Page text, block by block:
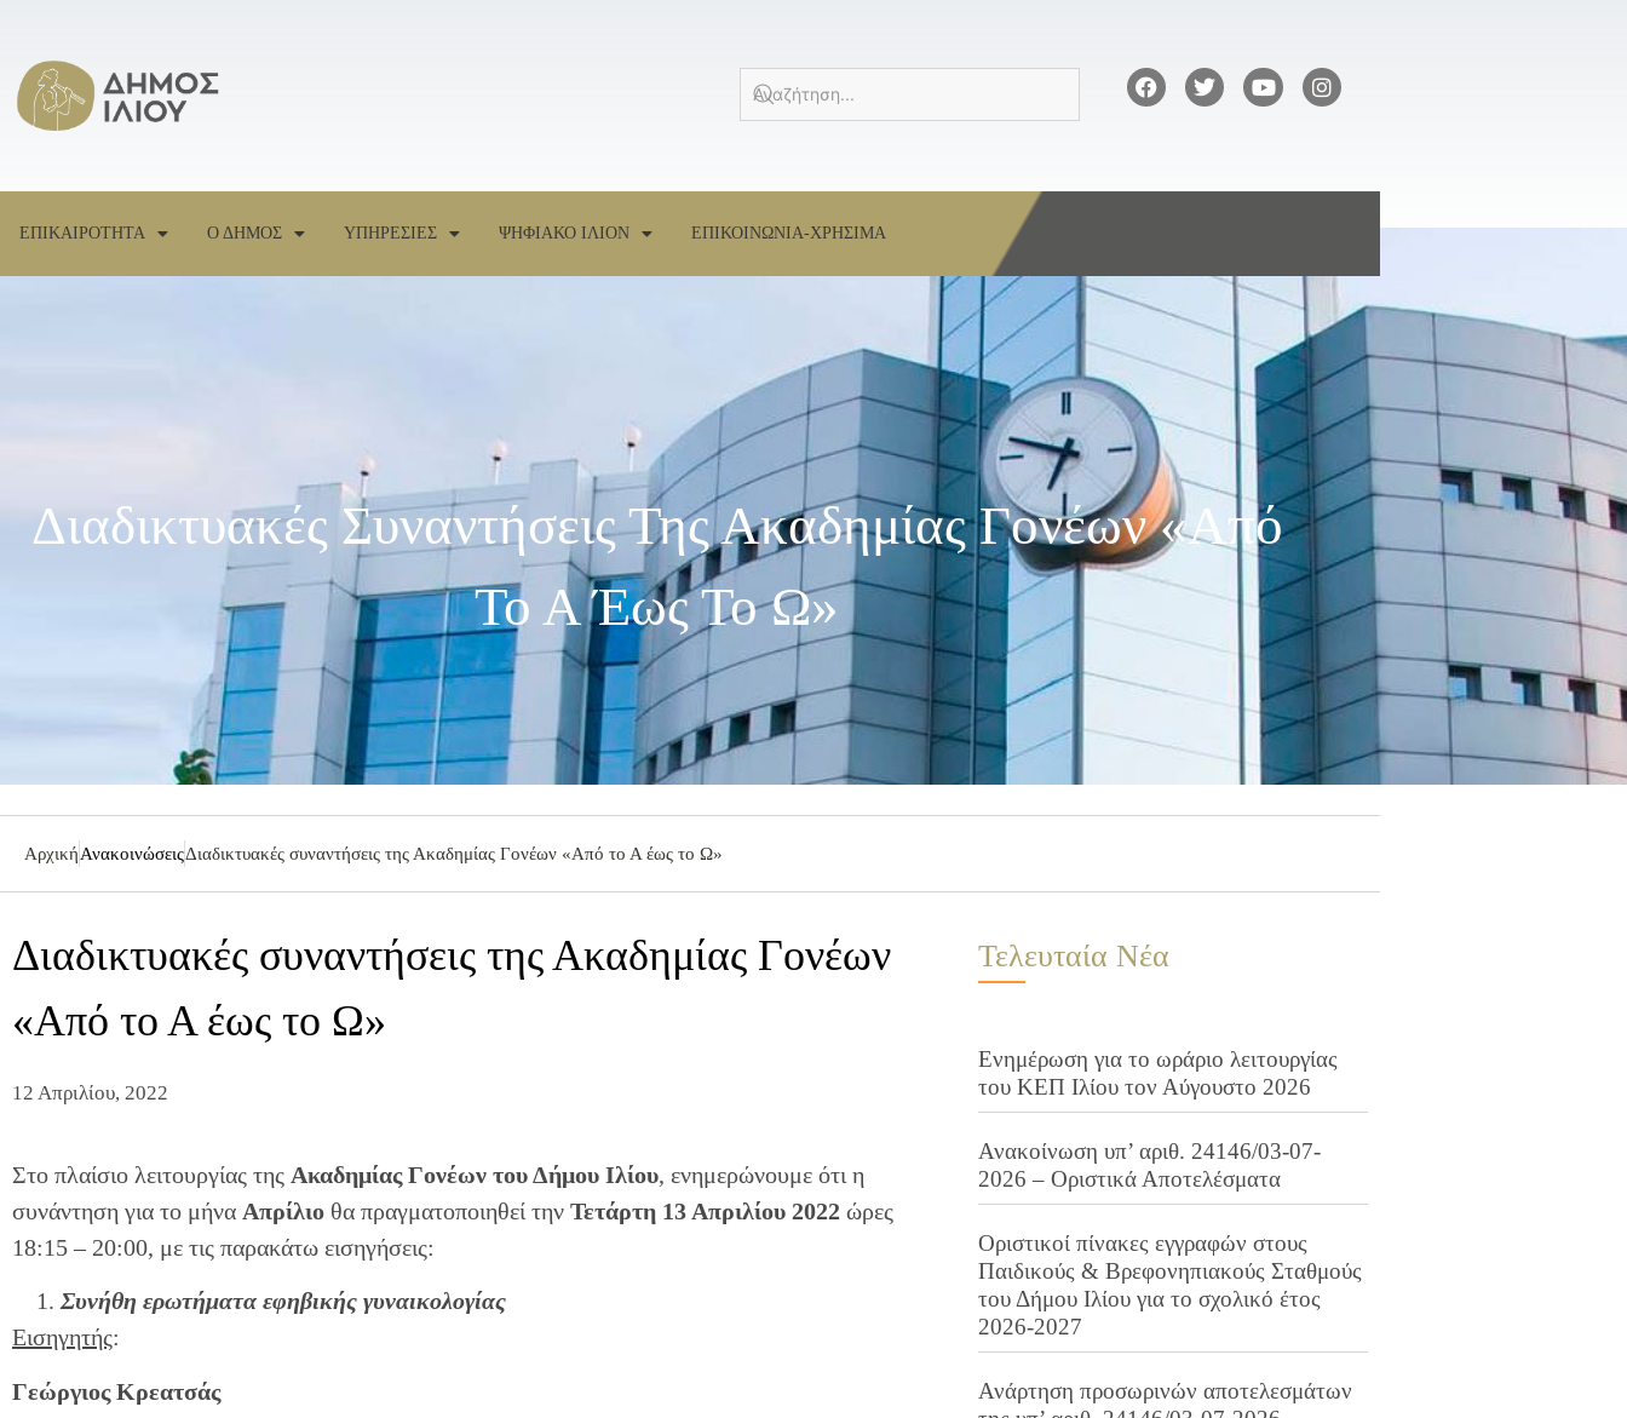
ΕΠΙΚΑΙΡΟΤΗΤΑ Ο ΔΗΜΟΣ ΥΠΗΡΕΣΙΕΣ ΨΗΦΙΑΚΟ ΙΛΙΟΝ ΕΠΙΚΟΙΝΩΝΙΑ-ΧΡΗΣΙΜΑ
Διαδικτυακές Συναντήσεις Της Ακαδημίας Γονέων «Από
Το Α Έως Το Ω»
ΑρχικήΑνακοινώσειςΔιαδικτυακές συναντήσεις της Ακαδημίας Γονέων «Από το Α έως το Ω»
Διαδικτυακές συναντήσεις της Ακαδημίας Γονέων
«Από το Α έως το Ω»
12 Απριλίου, 2022
Στο πλαίσιο λειτουργίας της Ακαδημίας Γονέων του Δήμου Ιλίου, ενημερώνουμε ότι η
συνάντηση για το μήνα Απρίλιο θα πραγματοποιηθεί την Τετάρτη 13 Απριλίου 2022 ώρες
18:15 – 20:00, με τις παρακάτω εισηγήσεις:
Συνήθη ερωτήματα εφηβικής γυναικολογίας
Εισηγητής:
Γεώργιος Κρεατσάς
Τελευταία Νέα
Ενημέρωση για το ωράριο λειτουργίας
του ΚΕΠ Ιλίου τον Αύγουστο 2026
Ανακοίνωση υπ’ αριθ. 24146/03-07-
2026 – Οριστικά Αποτελέσματα
Οριστικοί πίνακες εγγραφών στους
Παιδικούς & Βρεφονηπιακούς Σταθμούς
του Δήμου Ιλίου για το σχολικό έτος
2026-2027
Ανάρτηση προσωρινών αποτελεσμάτων